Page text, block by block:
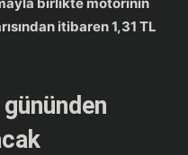
itibaren 1,31 TL